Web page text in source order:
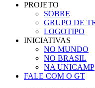
PROJETO
SOBRE
GRUPO DE
LOGOTIPO
INICIATIVAS
NO MUNDO
NO BRASIL
NA UNICAMP
FALE COM O GT